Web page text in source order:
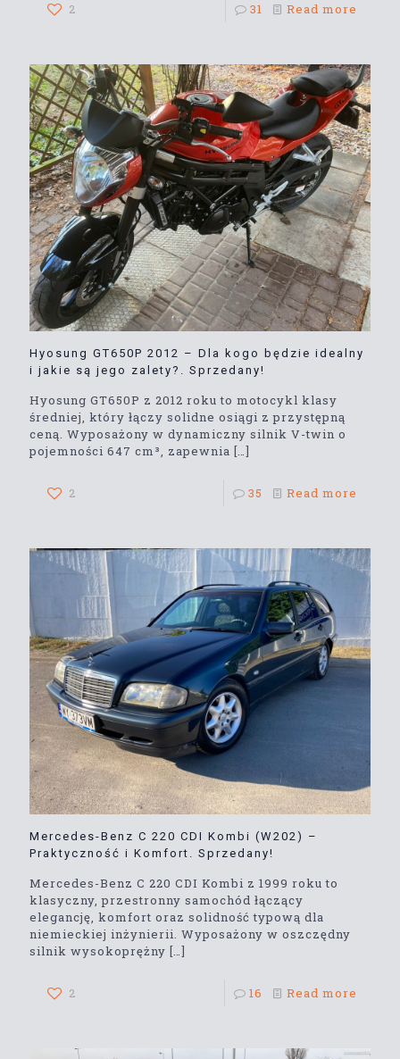
2 31 Read more
Hyosung GT650P 2012 – Dla kogo będzie idealny
i jakie są jego zalety?. Sprzedany!
Hyosung GT650P z 2012 roku to motocykl klasy
średniej, który łączy solidne osiągi z przystępną
ceną. Wyposażony w dynamiczny silnik V-twin o
pojemności 647 cm³, zapewnia […]
2 35 Read more
Mercedes-Benz C 220 CDI Kombi (W202) –
Praktyczność i Komfort. Sprzedany!
Mercedes-Benz C 220 CDI Kombi z 1999 roku to
klasyczny, przestronny samochód łączący
elegancję, komfort oraz solidność typową dla
niemieckiej inżynierii. Wyposażony w oszczędny
silnik wysokoprężny […]
2 16 Read more